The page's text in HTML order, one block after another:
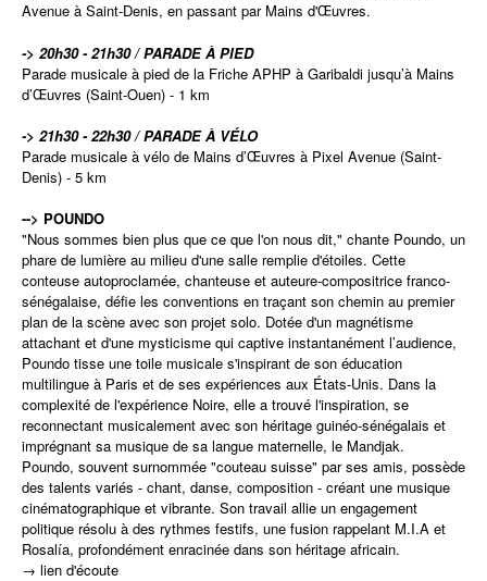
Avenue à Saint-Denis, en passant par Mains d'Œuvres.
-> 20h30 - 21h30 / PARADE À PIED
Parade musicale à pied de la Friche APHP à Garibaldi jusqu’à Mains
d’Œuvres (Saint-Ouen) - 1 km
-> 21h30 - 22h30 / PARADE À VÉLO
Parade musicale à vélo de Mains d’Œuvres à Pixel Avenue (Saint-
Denis) - 5 km
--> POUNDO
"Nous sommes bien plus que ce que l'on nous dit," chante Poundo, un
phare de lumière au milieu d'une salle remplie d'étoiles. Cette
conteuse autoproclamée, chanteuse et auteure-compositrice franco-
sénégalaise, défie les conventions en traçant son chemin au premier
plan de la scène avec son projet solo. Dotée d'un magnétisme
attachant et d'une mysticisme qui captive instantanément l’audience,
Poundo tisse une toile musicale s'inspirant de son éducation
multilingue à Paris et de ses expériences aux États-Unis. Dans la
complexité de l'expérience Noire, elle a trouvé l'inspiration, se
reconnectant musicalement avec son héritage guinéo-sénégalais et
imprégnant sa musique de sa langue maternelle, le Mandjak.
Poundo, souvent surnommée "couteau suisse" par ses amis, possède
des talents variés - chant, danse, composition - créant une musique
cinématographique et vibrante. Son travail allie un engagement
politique résolu à des rythmes festifs, une fusion rappelant M.I.A et
Rosalía, profondément enracinée dans son héritage africain.
→ lien d'écoute